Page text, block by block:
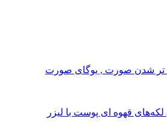
قهوه ای پوست با لیزر